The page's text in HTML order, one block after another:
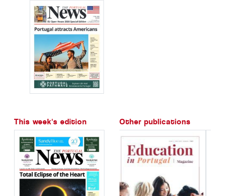
This week's edition Other publications